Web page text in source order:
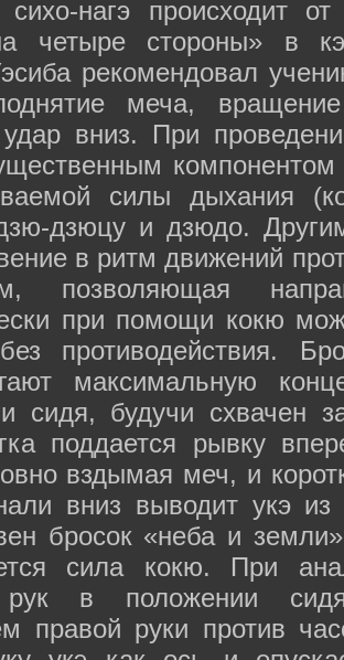
сихо-нагэ происходит
четыре стороны» в
рекомендовал
меча,
вниз. При
компонентом
силы дыхания
дзюцу и дзюдо.
в ритм движений
позволяющая
при помощи кокю
противодействия.
максимальную
сидя, будучи схвачен
поддается рывку
вздымая меч, и
вниз выводит укэ
бросок «неба и
сила кокю. При
рук в положении
правой руки против